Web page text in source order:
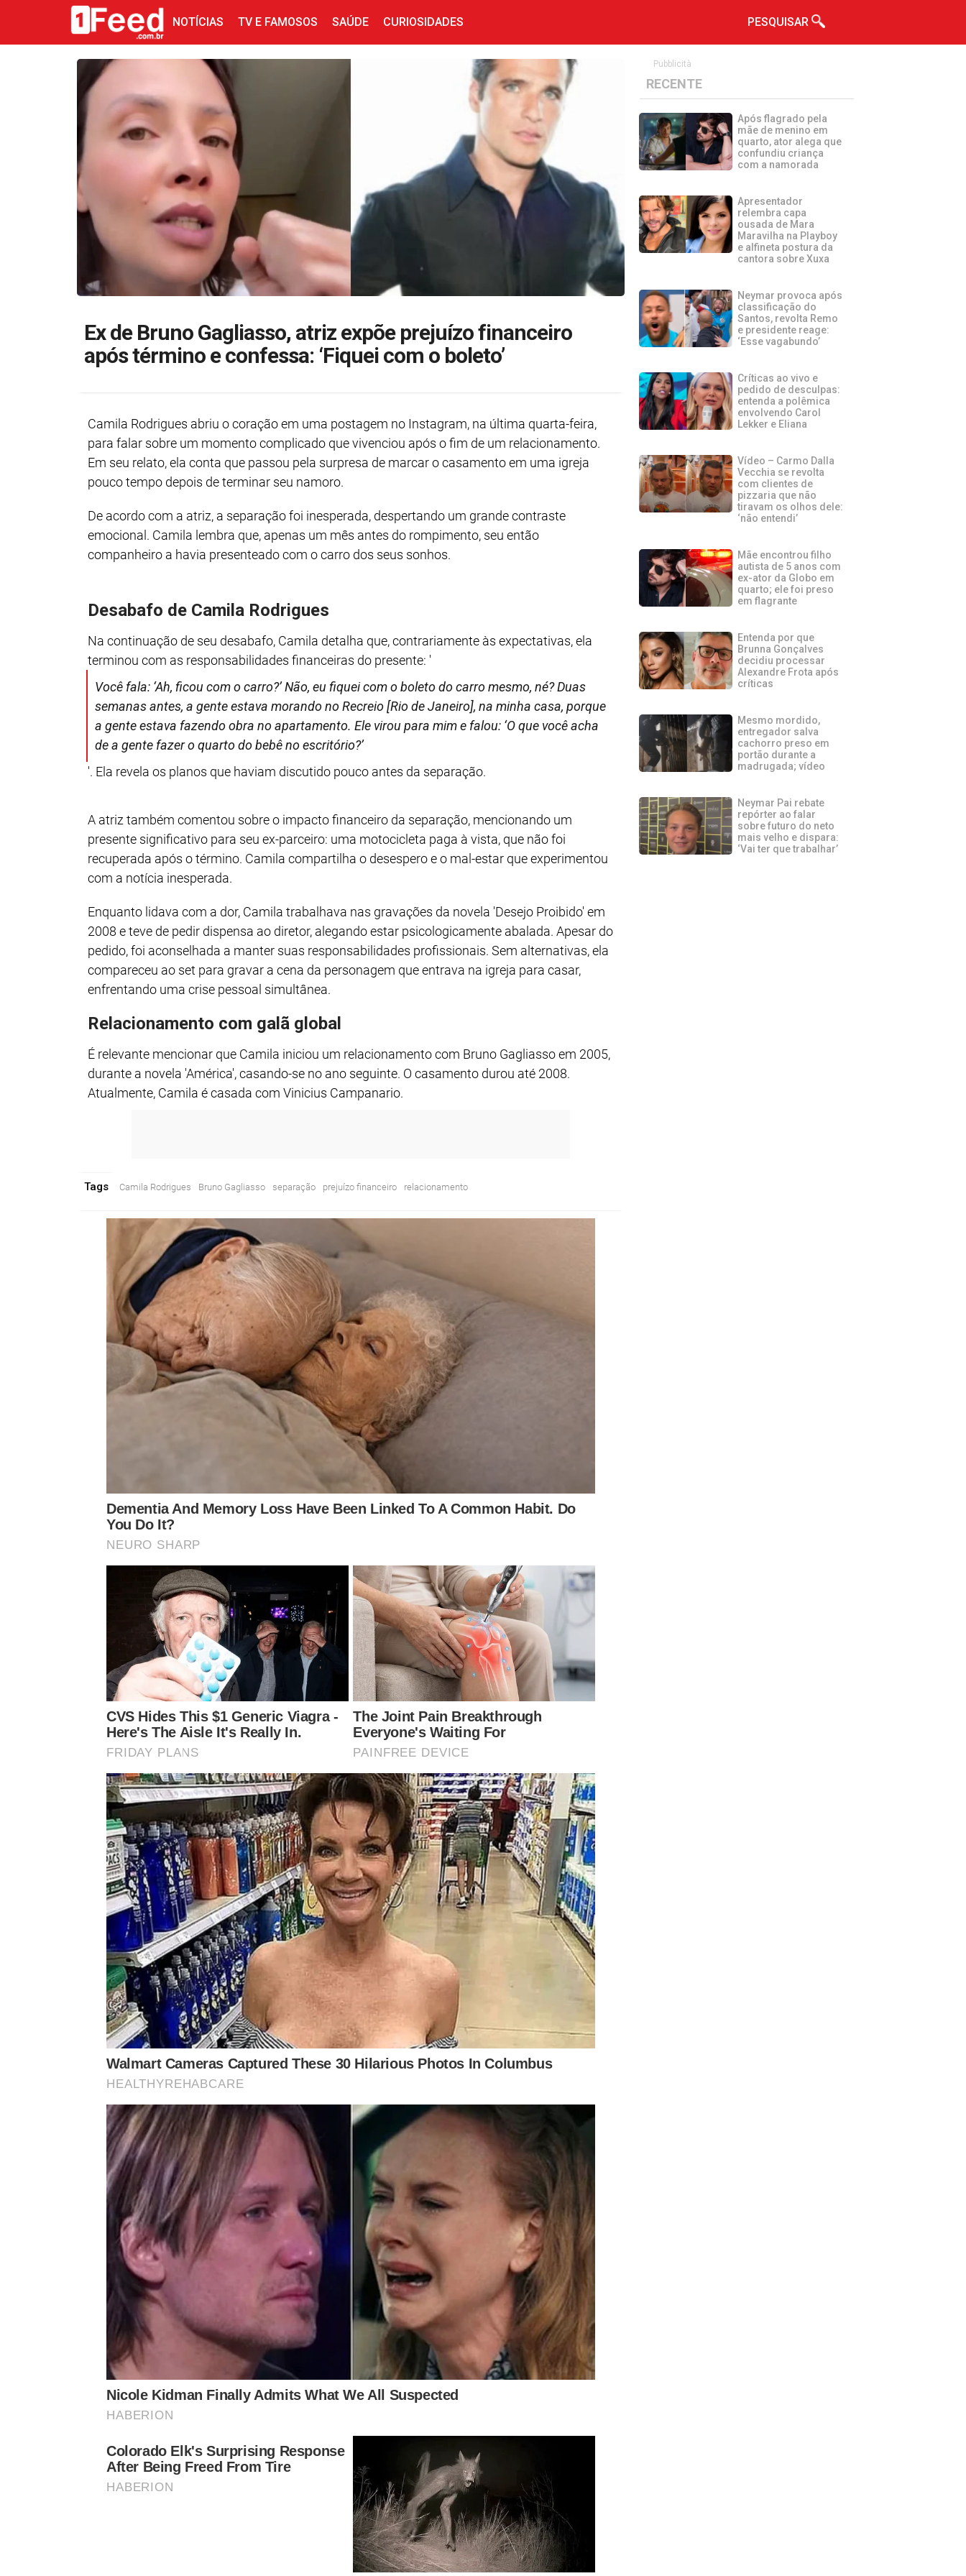
NOTÍCIAS TV E FAMOSOS SAÚDE CURIOSIDADES PESQUISAR
Ex de Bruno Gagliasso, atriz expõe prejuízo financeiro
após término e confessa: ‘Fiquei com o boleto’
Camila Rodrigues abriu o coração em uma postagem no Instagram, na última quarta-feira,
para falar sobre um momento complicado que vivenciou após o fim de um relacionamento.
Em seu relato, ela conta que passou pela surpresa de marcar o casamento em uma igreja
pouco tempo depois de terminar seu namoro.
De acordo com a atriz, a separação foi inesperada, despertando um grande contraste
emocional. Camila lembra que, apenas um mês antes do rompimento, seu então
companheiro a havia presenteado com o carro dos seus sonhos.
Desabafo de Camila Rodrigues
Na continuação de seu desabafo, Camila detalha que, contrariamente às expectativas, ela
terminou com as responsabilidades financeiras do presente: '
Você fala: ‘Ah, ficou com o carro?’ Não, eu fiquei com o boleto do carro mesmo, né? Duas
semanas antes, a gente estava morando no Recreio [Rio de Janeiro], na minha casa, porque
a gente estava fazendo obra no apartamento. Ele virou para mim e falou: ‘O que você acha
de a gente fazer o quarto do bebê no escritório?’
'. Ela revela os planos que haviam discutido pouco antes da separação.
A atriz também comentou sobre o impacto financeiro da separação, mencionando um
presente significativo para seu ex-parceiro: uma motocicleta paga à vista, que não foi
recuperada após o término. Camila compartilha o desespero e o mal-estar que experimentou
com a notícia inesperada.
Enquanto lidava com a dor, Camila trabalhava nas gravações da novela 'Desejo Proibido' em
2008 e teve de pedir dispensa ao diretor, alegando estar psicologicamente abalada. Apesar do
pedido, foi aconselhada a manter suas responsabilidades profissionais. Sem alternativas, ela
compareceu ao set para gravar a cena da personagem que entrava na igreja para casar,
enfrentando uma crise pessoal simultânea.
Relacionamento com galã global
É relevante mencionar que Camila iniciou um relacionamento com Bruno Gagliasso em 2005,
durante a novela 'América', casando-se no ano seguinte. O casamento durou até 2008.
Atualmente, Camila é casada com Vinicius Campanario.
Tags Camila Rodrigues Bruno Gagliasso separação prejuízo financeiro relacionamento
Pubblicità
RECENTE
Após flagrado pela
mãe de menino em
quarto, ator alega que
confundiu criança
com a namorada
Apresentador
relembra capa
ousada de Mara
Maravilha na Playboy
e alfineta postura da
cantora sobre Xuxa
Neymar provoca após
classificação do
Santos, revolta Remo
e presidente reage:
‘Esse vagabundo’
Críticas ao vivo e
pedido de desculpas:
entenda a polêmica
envolvendo Carol
Lekker e Eliana
Vídeo – Carmo Dalla
Vecchia se revolta
com clientes de
pizzaria que não
tiravam os olhos dele:
‘não entendi’
Mãe encontrou filho
autista de 5 anos com
ex-ator da Globo em
quarto; ele foi preso
em flagrante
Entenda por que
Brunna Gonçalves
decidiu processar
Alexandre Frota após
críticas
Mesmo mordido,
entregador salva
cachorro preso em
portão durante a
madrugada; vídeo
Neymar Pai rebate
repórter ao falar
sobre futuro do neto
mais velho e dispara:
‘Vai ter que trabalhar’